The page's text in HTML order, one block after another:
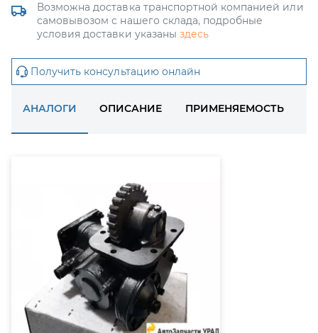
Возможна доставка транспортной компанией или
самовывозом с нашего склада, подробные
условия доставки указаны здесь
Получить консультацию онлайн
АНАЛОГИ ОПИСАНИЕ ПРИМЕНЯЕМОСТЬ